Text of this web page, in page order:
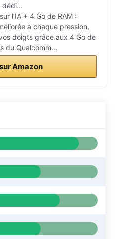
dédi...
l’IA + 4 Go de RAM :
à chaque pression,
doigts grâce aux 4 Go de
du Qualcomm...
Amazon